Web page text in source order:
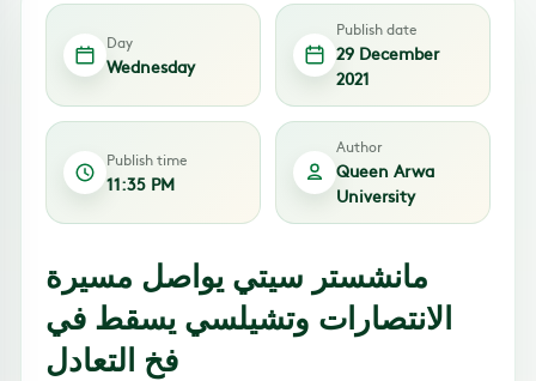
Day
Wednesday
Publish date
29 December
2021
Publish time
11:35 PM
Author
Queen Arwa
University
مانشستر سيتي يواصل مسيرة
الانتصارات وتشيلسي يسقط في
فخ التعادل